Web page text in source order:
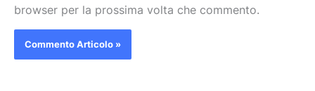
browser per la prossima volta che commento.